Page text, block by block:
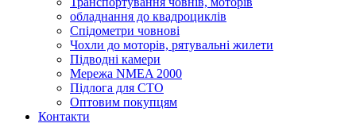
обладнання до квадроциклів
Спідометри човнові
Чохли до моторів, рятувальні жилети
Підводні камери
Мережа NMEA 2000
Підлога для СТО
Оптовим покупцям
Контакти